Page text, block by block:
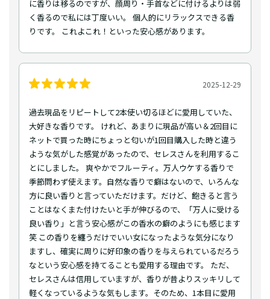
に香りは移るのですが、顔周り・手首などに付けるよりは弱
く香るので私には丁度いい。 個人的にリラックスできる香
りです。 これよこれ！といった安心感があります。
2025-12-29
過去現品をリピートして2本使い切るほどに愛用していた、
大好きな香りです。 けれど、あまりに現品が高い＆2回目に
ネットで買った時にちょっと匂いが1回目購入した時と違う
ような気がした感覚があったので、セレスさんを利用するこ
とにしました。 爽やかでフルーティ。万人ウケする香りで
季節問わず使えます。自然な香りで癖はないので、いろんな
方に良い香りと言っていただけます。だけど、飽きると言う
ことはなくまた付けたいと手が伸びるので、「万人に受ける
良い香り」と言う安心感がこの香水の癖のようにも感じます
笑 この香りを纏うだけでいい女になったような気分になり
ますし、確実に周りに好印象の香りを与えられているだろう
なという安心感を持てることも愛用する理由です。 ただ、
セレスさんは信用していますが、香りが昔よりスッキリして
軽くなっているような気もします。そのため、1本目に愛用